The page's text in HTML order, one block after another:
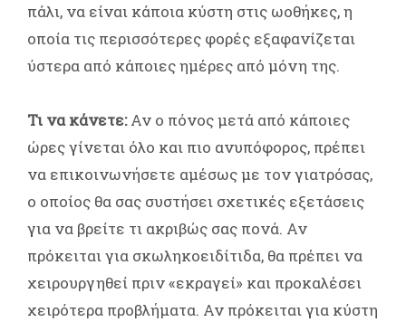
πάλι, να είναι κάποια κύστη στις ωοθήκες, η
οποία τις περισσότερες φορές εξαφανίζεται
ύστερα από κάποιες ημέρες από μόνη της.
Τι να κάνετε:Αν ο πόνος μετά από κάποιες
ώρες γίνεται όλο και πιο ανυπόφορος, πρέπει
να επικοινωνήσετε αμέσως με τον γιατρόσας,
ο οποίος θα σας συστήσει σχετικές εξετάσεις
για να βρείτε τι ακριβώς σας πονά. Αν
πρόκειται για σκωληκοειδίτιδα, θα πρέπει να
χειρουργηθεί πριν «εκραγεί» και προκαλέσει
χειρότερα προβλήματα. Αν πρόκειται για κύστη